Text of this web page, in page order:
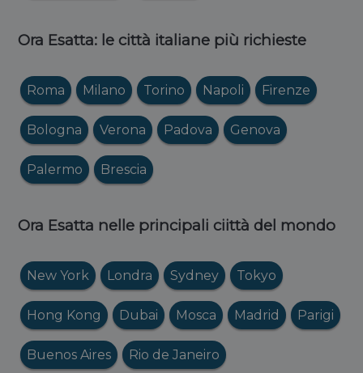
Ora Esatta: le città italiane più richieste
Roma Milano Torino Napoli Firenze
Bologna Verona Padova Genova
Palermo Brescia
Ora Esatta nelle principali ciittà del mondo
New York Londra Sydney Tokyo
Hong Kong Dubai Mosca Madrid Parigi
Buenos Aires Rio de Janeiro